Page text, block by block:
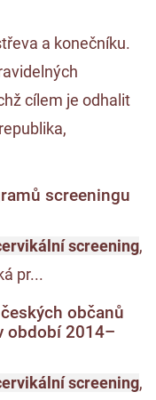
a konečníku.
cílem je odhalit
screeningu
screening,
pr...
občanů
období 2014–
screening,